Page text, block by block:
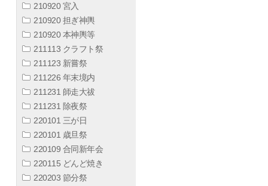
210920 宮入
210920 担ぎ神輿
210920 本神輿等
211113 クラフト祭
211123 新嘗祭
211226 年末境内
211231 師走大祓
211231 除夜祭
220101 三が日
220101 歳旦祭
220109 合同新年会
220115 どんど焼き
220203 節分祭